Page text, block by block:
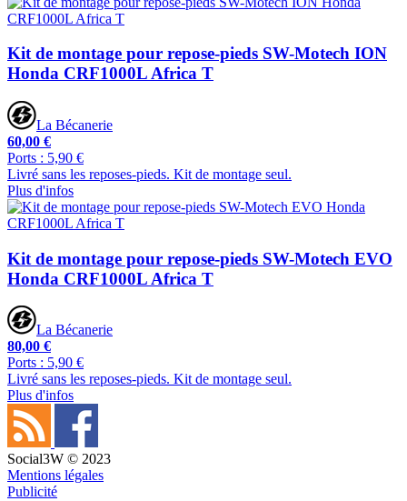
Kit de montage pour repose-pieds SW-Motech ION
Honda CRF1000L Africa T
La Bécanerie
60,00 €
Ports : 5,90 €
Livré sans les reposes-pieds. Kit de montage seul.
Plus d'infos
Kit de montage pour repose-pieds SW-Motech EVO
Honda CRF1000L Africa T
La Bécanerie
80,00 €
Ports : 5,90 €
Livré sans les reposes-pieds. Kit de montage seul.
Plus d'infos
Social3W © 2023
Mentions légales
Publicité